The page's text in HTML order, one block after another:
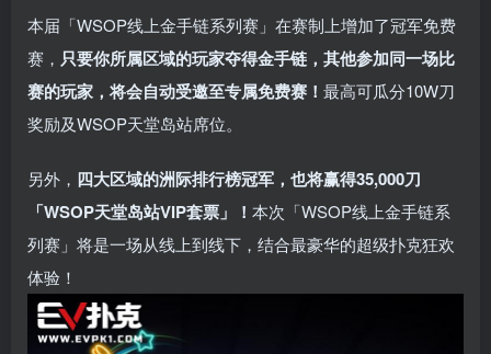
本届「WSOP线上金手链系列赛」在赛制上增加了冠军免费
赛， 只要你所属区域的玩家夺得金手链，其他参加同一场比
赛的玩家，将会自动受邀至专属免费赛！ 最高可瓜分10W刀
奖励及WSOP天堂岛站席位。
另外， 四大区域的洲际排行榜冠军，也将赢得35,000刀
「WSOP天堂岛站VIP套票」！ 本次「WSOP线上金手链系
列赛」将是一场从线上到线下，结合最豪华的超级扑克狂欢
体验！